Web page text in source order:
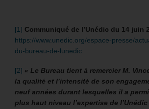
[1] Communiqué de l’Unédic du 14 juin
https://www.unedic.org/espace-presse/
du-bureau-de-lunedic
[2] « Le Bureau tient à remercier M.
la qualité et l’intensité de son
neuf années durant lesquelles il a
plus haut niveau l’expertise de